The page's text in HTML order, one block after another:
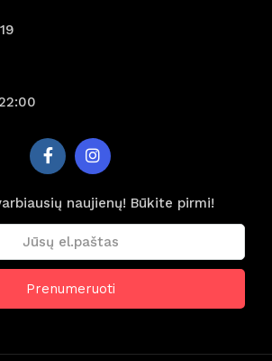
naujienų! Būkite pirmi!